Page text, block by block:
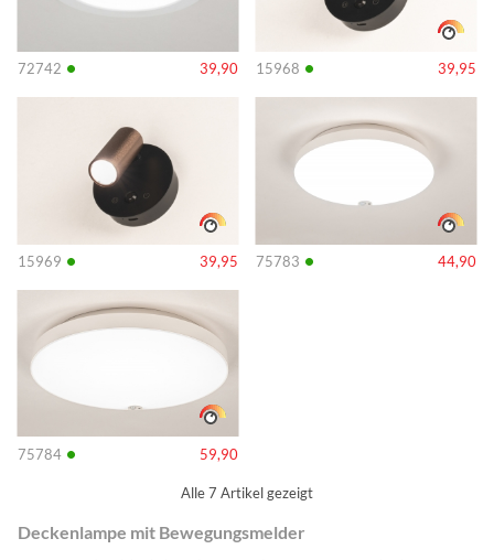
72742 • 39,90 15968 • 39,95
15969 • 39,95
Info
75783 • 44,90
Info
75784 • 59,90
Info
Alle 7 Artikel gezeigt
Deckenlampe mit Bewegungsmelder